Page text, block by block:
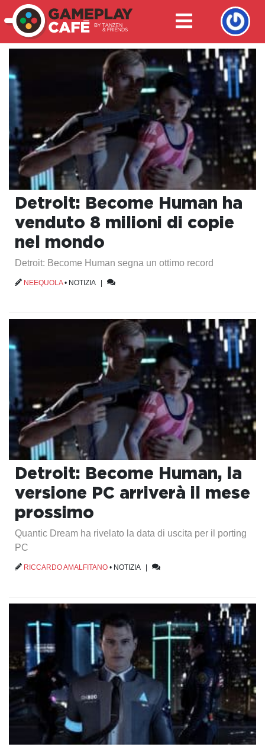
Detroit: Become Human ha
venduto 8 milioni di copie
nel mondo
Detroit: Become Human segna un ottimo record
NEEQUOLA• NOTIZIA|
Detroit: Become Human, la
versione PC arriverà il mese
prossimo
Quantic Dream ha rivelato la data di uscita per il porting
PC
RICCARDO AMALFITANO • NOTIZIA|